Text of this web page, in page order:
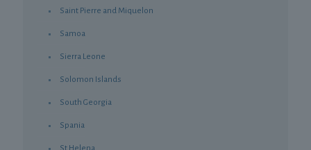
Saint Pierre and Miquelon
Samoa
Sierra Leone
Solomon Islands
South Georgia
Spania